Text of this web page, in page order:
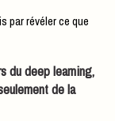
par révéler ce que
du deep learning,
de la